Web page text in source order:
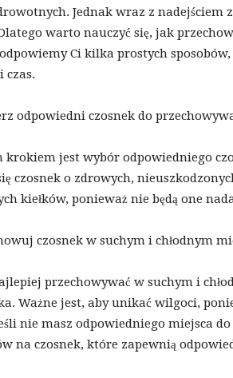
Jednak wraz z nadejściem
warto nauczyć się, jak
Ci kilka prostych
czas.
odpowiedni czosnek do
krokiem jest wybór odpowiedniego
czosnek o zdrowych,
kiełków, ponieważ nie będą one
czosnek w suchym i chłodnym
przechowywać w suchym i
Ważne jest, aby unikać wilgoci,
nie masz odpowiedniego miejsca
na czosnek, które zapewnią